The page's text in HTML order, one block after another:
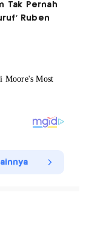
Tak Pernah
Ruben